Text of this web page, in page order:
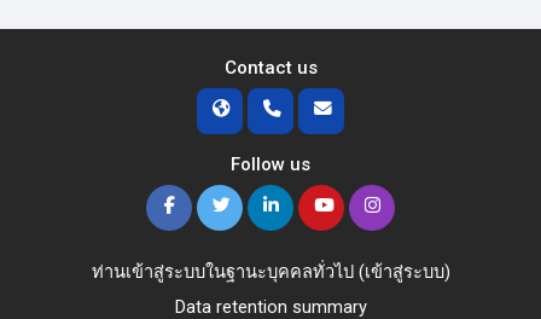
Contact us
Follow us
ท่านเข้าสู่ระบบในฐานะบุคคลทั่วไป (เข้าสู่ระบบ)
Data retention summary